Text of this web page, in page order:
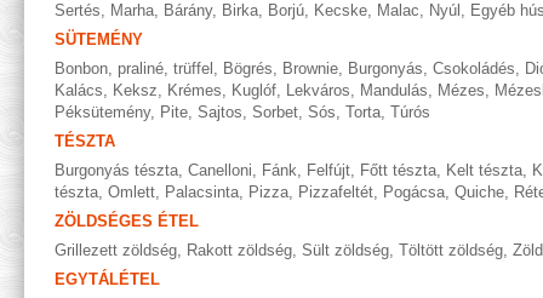
Sertés, Marha, Bárány, Birka, Borjú, Kecske, Malac, Nyúl , Egyéb
SÜTEMÉNY
Bonbon, praliné, trüffel , Bögrés, Brownie, Burgonyás, Csokoládés,
Kalács, Keksz, Krémes, Kuglóf, Lekváros, Mandulás, Mézes,
Péksütemény, Pite, Sajtos, Sorbet, Sós, Torta, Túrós
TÉSZTA
Burgonyás tészta, Canelloni, Fánk, Felfújt, Főtt tészta, Kelt tészta,
tészta, Omlett, Palacsinta, Pizza, Pizzafeltét, Pogácsa, Quiche,
ZÖLDSÉGES ÉTEL
Grillezett zöldség, Rakott zöldség, Sült zöldség, Töltött zöldség,
EGYTÁLÉTEL